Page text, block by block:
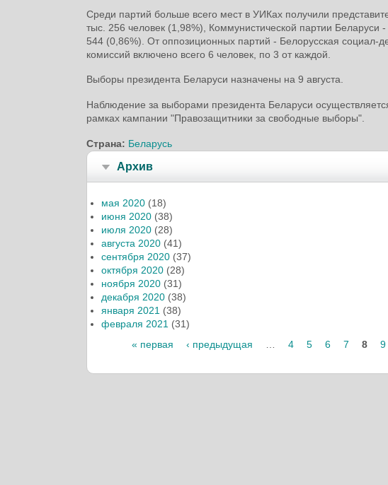
Среди партий больше всего мест в УИКах получили
тыс. 256 человек (1,98%), Коммунистической партии Беларуси
544 (0,86%). От оппозиционных партий - Белорусская социал-
комиссий включено всего 6 человек, по 3 от каждой.
Выборы президента Беларуси назначены на 9 августа.
Наблюдение за выборами президента Беларуси
рамках кампании "Правозащитники за свободные выборы".
Страна: Беларусь
Архив
мая 2020 (18)
июня 2020 (38)
июля 2020 (28)
августа 2020 (41)
сентября 2020 (37)
октября 2020 (28)
ноября 2020 (31)
декабря 2020 (38)
января 2021 (38)
февраля 2021 (31)
Страницы
« первая ‹ предыдущая … 4 5 6 7 8 9